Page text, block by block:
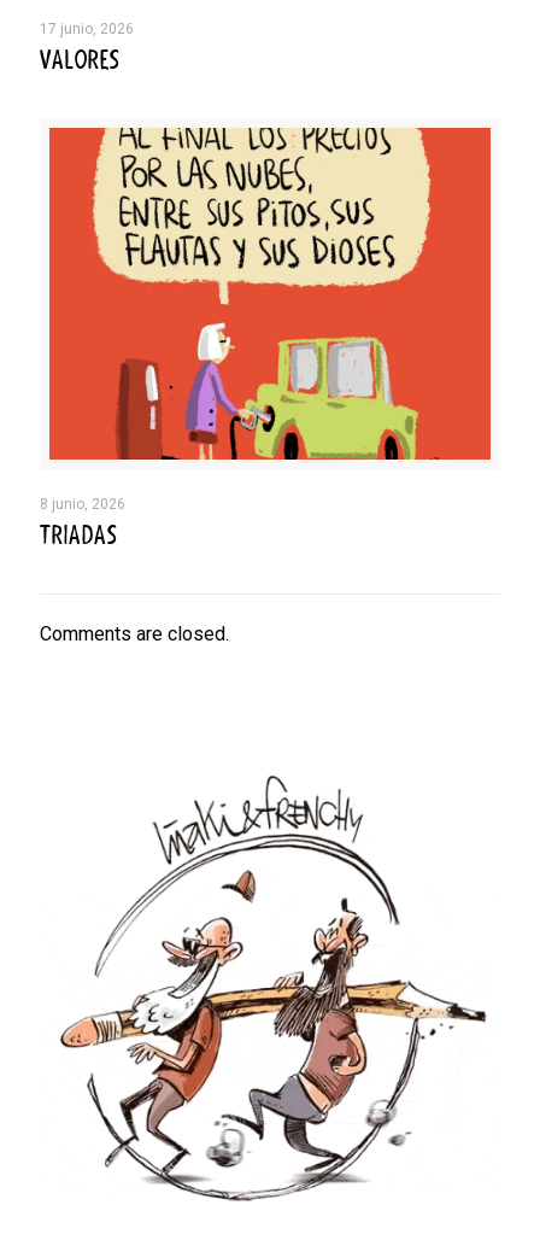
17 junio, 2026
VALORES
8 junio, 2026
TRIADAS
Comments are closed.